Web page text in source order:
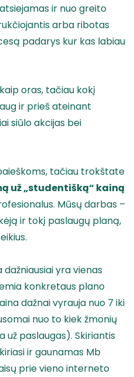
ir nuo greito
arba ribotas
padarys kur kas labiau
oras, tačiau kokį
ir prieš ateinant
siūlo akcijas bei
tačiau trokštate
už „studentišką“ kainą
Mūsų darbas –
ir tokį paslaugų planą,
yra vienas
konkretaus plano
dažnai vyrauja nuo 7 iki
nuo to kiek žmonių
už paslaugas). Skiriantis
ir gaunamas Mb
prie vieno interneto